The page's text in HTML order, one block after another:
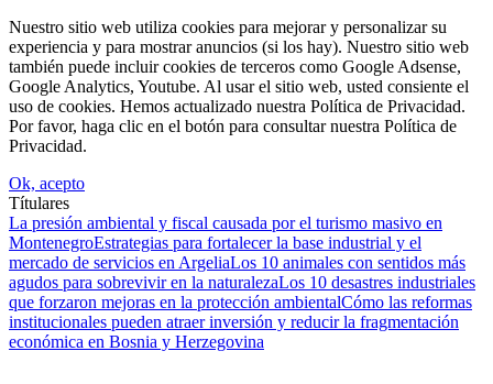
Nuestro sitio web utiliza cookies para mejorar y personalizar su
experiencia y para mostrar anuncios (si los hay). Nuestro sitio web
también puede incluir cookies de terceros como Google Adsense,
Google Analytics, Youtube. Al usar el sitio web, usted consiente el
uso de cookies. Hemos actualizado nuestra Política de Privacidad.
Por favor, haga clic en el botón para consultar nuestra Política de
Privacidad.
Ok, acepto
Títulares
La presión ambiental y fiscal causada por el turismo masivo en
MontenegroEstrategias para fortalecer la base industrial y el
mercado de servicios en ArgeliaLos 10 animales con sentidos más
agudos para sobrevivir en la naturalezaLos 10 desastres industriales
que forzaron mejoras en la protección ambientalCómo las reformas
institucionales pueden atraer inversión y reducir la fragmentación
económica en Bosnia y Herzegovina